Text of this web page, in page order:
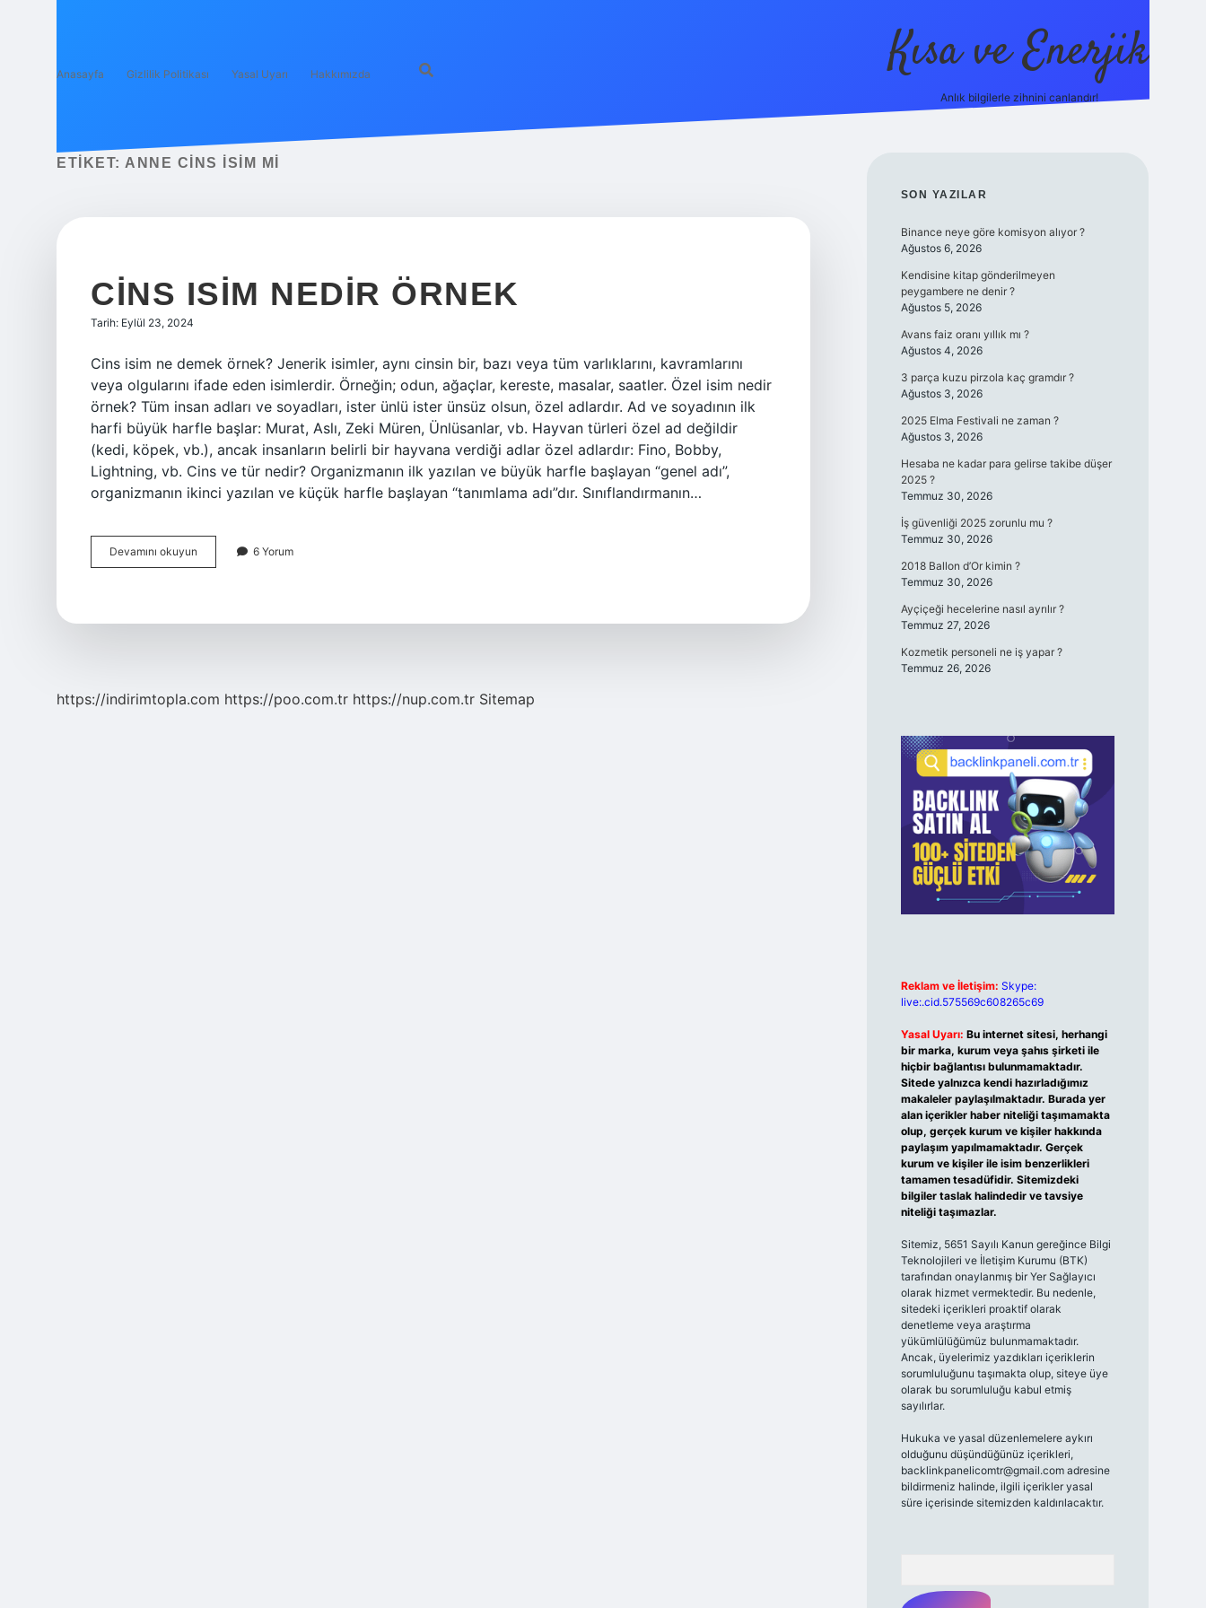
Anasayfa Gizlilik Politikası Yasal Uyarı Hakkımızda Kısa ve Enerjik
Anlık bilgilerle zihnini canlandır!
ETIKET: ANNE CINS ISIM MI
CINS ISIM NEDIR ÖRNEK
Tarih: Eylül 23, 2024
Cins isim ne demek örnek? Jenerik isimler, aynı cinsin bir, bazı veya tüm varlıklarını, kavramlarını
veya olgularını ifade eden isimlerdir. Örneğin; odun, ağaçlar, kereste, masalar, saatler. Özel isim nedir
örnek? Tüm insan adları ve soyadları, ister ünlü ister ünsüz olsun, özel adlardır. Ad ve soyadının ilk
harfi büyük harfle başlar: Murat, Aslı, Zeki Müren, Ünlüsanlar, vb. Hayvan türleri özel ad değildir
(kedi, köpek, vb.), ancak insanların belirli bir hayvana verdiği adlar özel adlardır: Fino, Bobby,
Lightning, vb. Cins ve tür nedir? Organizmanın ilk yazılan ve büyük harfle başlayan “genel adı”,
organizmanın ikinci yazılan ve küçük harfle başlayan “tanımlama adı”dır. Sınıflandırmanın…
Devamını okuyun
Isim
6 Yorum
https://indirimtopla.com https://poo.com.tr https://nup.com.tr Sitemap
SIDEBAR
SON YAZILAR
Binance neye göre komisyon alıyor ?
Ağustos 6, 2026
Kendisine kitap gönderilmeyen
peygambere ne denir ?
Ağustos 5, 2026
Avans faiz oranı yıllık mı ?
Ağustos 4, 2026
3 parça kuzu pirzola kaç gramdır ?
Ağustos 3, 2026
2025 Elma Festivali ne zaman ?
Ağustos 3, 2026
Hesaba ne kadar para gelirse takibe düşer
2025 ?
Temmuz 30, 2026
İş güvenliği 2025 zorunlu mu ?
Temmuz 30, 2026
2018 Ballon d’Or kimin ?
Temmuz 30, 2026
Ayçiçeği hecelerine nasıl ayrılır ?
Temmuz 27, 2026
Kozmetik personeli ne iş yapar ?
Temmuz 26, 2026
Reklam ve İletişim: Skype:
live:.cid.575569c608265c69
Yasal Uyarı: Bu internet sitesi, herhangi
bir marka, kurum veya şahıs şirketi ile
hiçbir bağlantısı bulunmamaktadır.
Sitede yalnızca kendi hazırladığımız
makaleler paylaşılmaktadır. Burada yer
alan içerikler haber niteliği taşımamakta
olup, gerçek kurum ve kişiler hakkında
paylaşım yapılmamaktadır. Gerçek
kurum ve kişiler ile isim benzerlikleri
tamamen tesadüfidir. Sitemizdeki
bilgiler taslak halindedir ve tavsiye
niteliği taşımazlar.
Sitemiz, 5651 Sayılı Kanun gereğince Bilgi
Teknolojileri ve İletişim Kurumu (BTK)
tarafından onaylanmış bir Yer Sağlayıcı
olarak hizmet vermektedir. Bu nedenle,
sitedeki içerikleri proaktif olarak
denetleme veya araştırma
yükümlülüğümüz bulunmamaktadır.
Ancak, üyelerimiz yazdıkları içeriklerin
sorumluluğunu taşımakta olup, siteye üye
olarak bu sorumluluğu kabul etmiş
sayılırlar.
Hukuka ve yasal düzenlemelere aykırı
olduğunu düşündüğünüz içerikleri,
backlinkpanelicomtr@gmail.comadresine
bildirmeniz halinde, ilgili içerikler yasal
süre içerisinde sitemizden kaldırılacaktır.